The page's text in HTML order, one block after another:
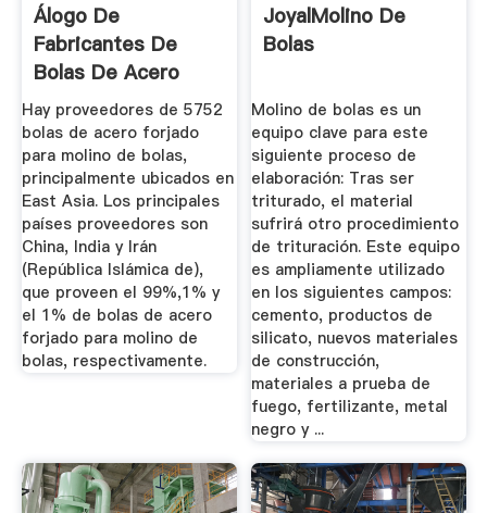
Álogo De
Fabricantes De
Bolas De Acero
Forjado Para ...
Hay proveedores de 5752
bolas de acero forjado
para molino de bolas,
principalmente ubicados en
East Asia. Los principales
países proveedores son
China, India y Irán
(República Islámica de),
que proveen el 99%,1% y
el 1% de bolas de acero
forjado para molino de
bolas, respectivamente.
JoyalMolino De
Bolas
Molino de bolas es un
equipo clave para este
siguiente proceso de
elaboración: Tras ser
triturado, el material
sufrirá otro procedimiento
de trituración. Este equipo
es ampliamente utilizado
en los siguientes campos:
cemento, productos de
silicato, nuevos materiales
de construcción,
materiales a prueba de
fuego, fertilizante, metal
negro y ...